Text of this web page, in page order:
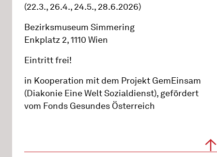
(22.3., 26.4., 24.5., 28.6.2026)
Bezirksmuseum Simmering
Enkplatz 2, 1110 Wien
Eintritt frei!
in Kooperation mit dem Projekt GemEinsam
(Diakonie Eine Welt Sozialdienst), gefördert
vom Fonds Gesundes Österreich